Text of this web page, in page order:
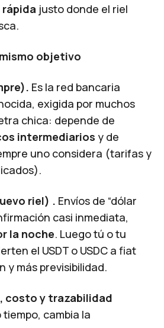
justo donde el riel
objetivo
Es la red bancaria
exigida por muchos
chica: depende de
intermediarios y de
uno considera (tarifas y
riel) . Envíos de “dólar
casi inmediata,
la noche. Luego tú o tu
el USDT o USDC a fiat
y más previsibilidad.
costo y trazabilidad
cambia la